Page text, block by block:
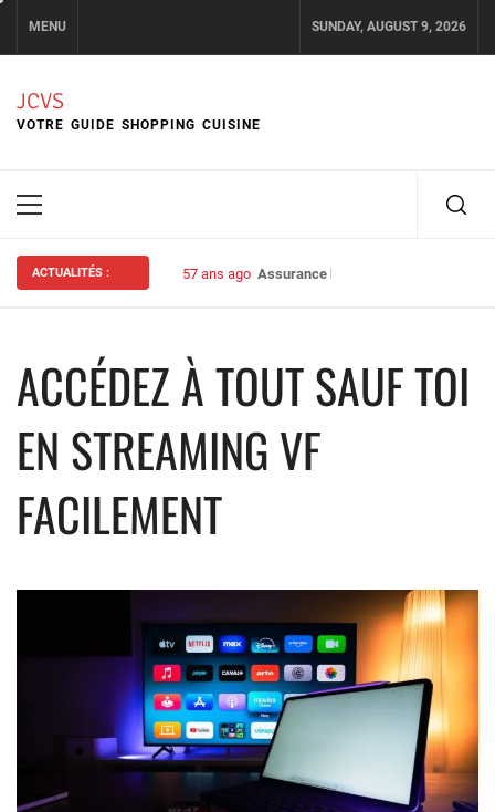
content
MENU SUNDAY, AUGUST 9, 2026
JCVS
VOTRE GUIDE SHOPPING CUISINE
Primary
ACTUALITÉS : 57 ans ago Assurance habitation : bien choisir
ACCÉDEZ À TOUT SAUF TOI
EN STREAMING VF
FACILEMENT